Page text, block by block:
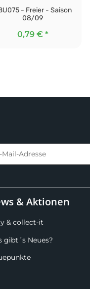
- Freier - Saison
08/09
0,79 € *
& Aktionen
& collect-it
gibt´s Neues?